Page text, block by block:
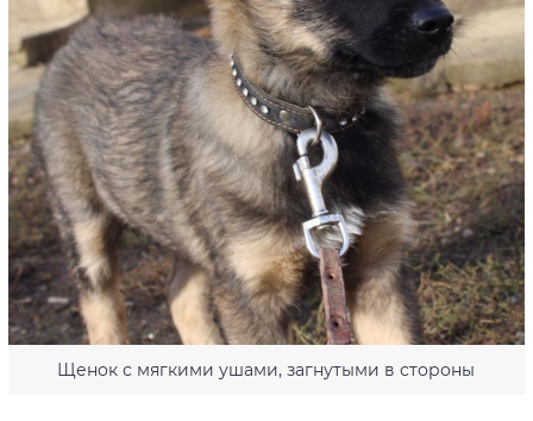
Щенок с мягкими ушами, загнутыми в стороны